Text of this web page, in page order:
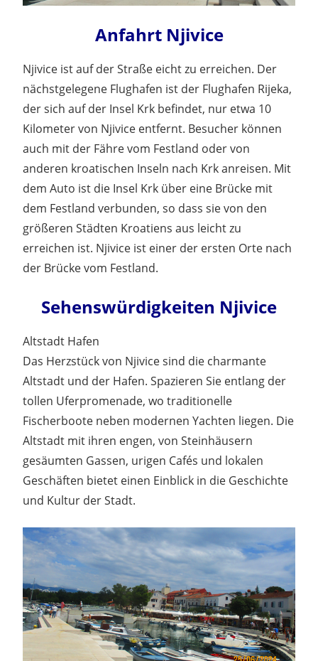
Anfahrt Njivice
Njivice ist auf der Straße eicht zu erreichen. Der
nächstgelegene Flughafen ist der Flughafen Rijeka,
der sich auf der Insel Krk befindet, nur etwa 10
Kilometer von Njivice entfernt. Besucher können
auch mit der Fähre vom Festland oder von
anderen kroatischen Inseln nach Krk anreisen. Mit
dem Auto ist die Insel Krk über eine Brücke mit
dem Festland verbunden, so dass sie von den
größeren Städten Kroatiens aus leicht zu
erreichen ist. Njivice ist einer der ersten Orte nach
der Brücke vom Festland.
Sehenswürdigkeiten Njivice
Altstadt Hafen
Das Herzstück von Njivice sind die charmante
Altstadt und der Hafen. Spazieren Sie entlang der
tollen Uferpromenade, wo traditionelle
Fischerboote neben modernen Yachten liegen. Die
Altstadt mit ihren engen, von Steinhäusern
gesäumten Gassen, urigen Cafés und lokalen
Geschäften bietet einen Einblick in die Geschichte
und Kultur der Stadt.